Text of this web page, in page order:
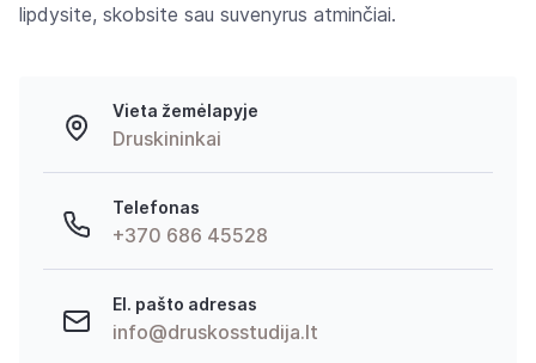
lipdysite, skobsite sau suvenyrus atminčiai.
Vieta žemėlapyje
Druskininkai
Telefonas
+370 686 45528
El. pašto adresas
info@druskosstudija.lt